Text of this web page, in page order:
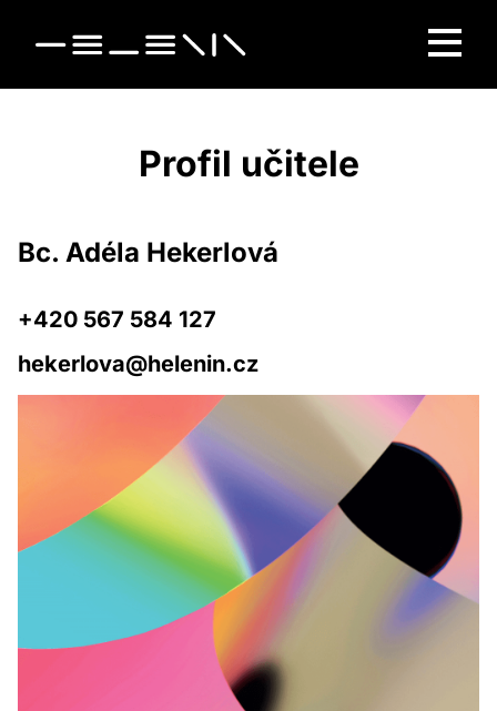
Profil učitele
Bc. Adéla Hekerlová
+420 567 584 127
hekerlova@helenin.cz